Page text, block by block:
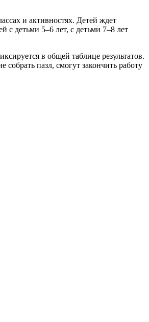
и активностях. Детей ждет
с детьми 5–6 лет, с детьми 7–8 лет
в общей таблице результатов.
пазл, смогут закончить работу